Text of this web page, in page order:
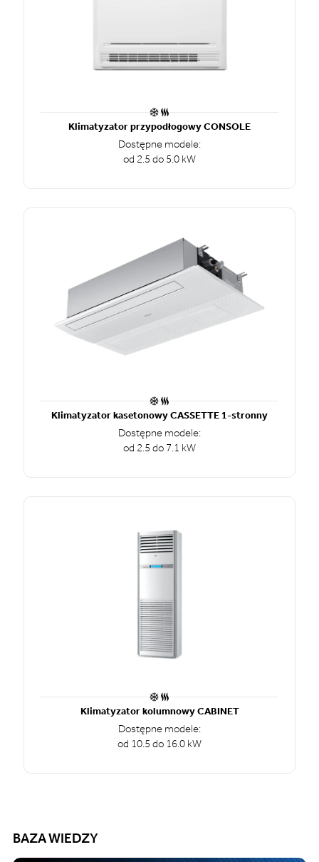
Klimatyzator przypodłogowy CONSOLE
Dostępne modele:
od 2.5 do 5.0 kW
Klimatyzator kasetonowy CASSETTE 1-stronny
Dostępne modele:
od 2.5 do 7.1 kW
Klimatyzator kolumnowy CABINET
Dostępne modele:
od 10.5 do 16.0 kW
BAZA WIEDZY